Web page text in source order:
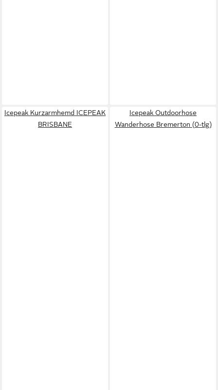
Icepeak Kurzarmhemd ICEPEAK
BRISBANE
Icepeak Outdoorhose
Wanderhose Bremerton (0-tlg)